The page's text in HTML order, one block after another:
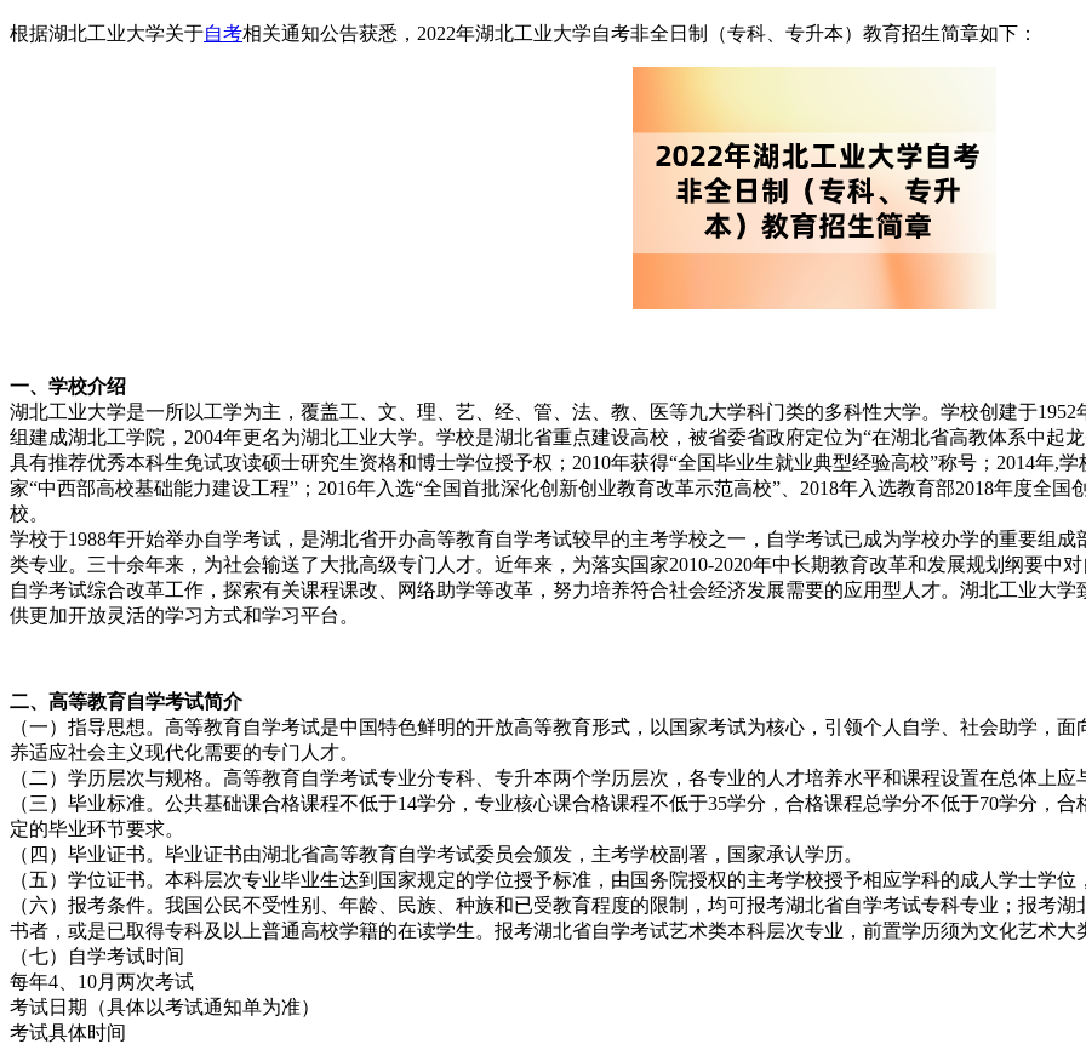
根据湖北工业大学关于自考相关通知公告获悉，2022年湖北工业大学自考非全日制（专科、专升本）教育招生简章如下：
一、学校介绍
湖北工业大学是一所以工学为主，覆盖工、文、理、艺、经、管、法、教、医等九大学科门类的多科性大学。学校创建于
组建成湖北工学院，2004年更名为湖北工业大学。学校是湖北省重点建设高校，被省委省政府定位为“在湖北省高教体系中起
具有推荐优秀本科生免试攻读硕士研究生资格和博士学位授予权；2010年获得“全国毕业生就业典型经验高校”称号；2014年,
家“中西部高校基础能力建设工程”；2016年入选“全国首批深化创新创业教育改革示范高校”、2018年入选教育部2018年度全
校。
学校于1988年开始举办自学考试，是湖北省开办高等教育自学考试较早的主考学校之一，自学考试已成为学校办学的重要组
类专业。三十余年来，为社会输送了大批高级专门人才。近年来，为落实国家2010-2020年中长期教育改革和发展规划纲要中
自学考试综合改革工作，探索有关课程课改、网络助学等改革，努力培养符合社会经济发展需要的应用型人才。湖北工业大
供更加开放灵活的学习方式和学习平台。
二、高等教育自学考试简介
（一）指导思想。高等教育自学考试是中国特色鲜明的开放高等教育形式，以国家考试为核心，引领个人自学、社会助学，
养适应社会主义现代化需要的专门人才。
（二）学历层次与规格。高等教育自学考试专业分专科、专升本两个学历层次，各专业的人才培养水平和课程设置在总体上
（三）毕业标准。公共基础课合格课程不低于14学分，专业核心课合格课程不低于35学分，合格课程总学分不低于70学分，
定的毕业环节要求。
（四）毕业证书。毕业证书由湖北省高等教育自学考试委员会颁发，主考学校副署，国家承认学历。
（五）学位证书。本科层次专业毕业生达到国家规定的学位授予标准，由国务院授权的主考学校授予相应学科的成人学士学
（六）报考条件。我国公民不受性别、年龄、民族、种族和已受教育程度的限制，均可报考湖北省自学考试专科专业；报考
书者，或是已取得专科及以上普通高校学籍的在读学生。报考湖北省自学考试艺术类本科层次专业，前置学历须为文化艺术大
（七）自学考试时间
每年4、10月两次考试
考试日期（具体以考试通知单为准）
考试具体时间